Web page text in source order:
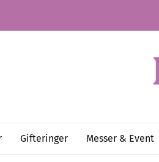
Gifteringer Messer & Event